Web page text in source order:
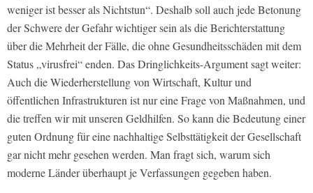
weniger ist besser als Nichtstun“. Deshalb soll auch jede Betonung
der Schwere der Gefahr wichtiger sein als die Berichterstattung
über die Mehrheit der Fälle, die ohne Gesundheitsschäden mit dem
Status „virusfrei“ enden. Das Dringlichkeits-Argument sagt weiter:
Auch die Wiederherstellung von Wirtschaft, Kultur und
öffentlichen Infrastrukturen ist nur eine Frage von Maßnahmen, und
die treffen wir mit unseren Geldhilfen. So kann die Bedeutung einer
guten Ordnung für eine nachhaltige Selbsttätigkeit der Gesellschaft
gar nicht mehr gesehen werden. Man fragt sich, warum sich
moderne Länder überhaupt je Verfassungen gegeben haben.